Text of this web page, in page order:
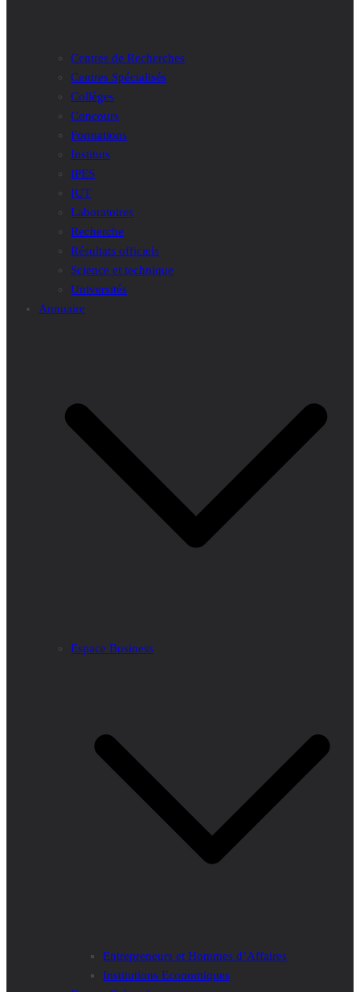
Centres de Recherches
Centres Spécialisés
Collèges
Concours
Formations
Instituts
IPES
IUT
Laboratoires
Recherche
Résultats officiels
Science et technique
Universités
Annuaire
Espace Business
Entrepreneurs et Hommes d’Affaires
Institutions Economiques